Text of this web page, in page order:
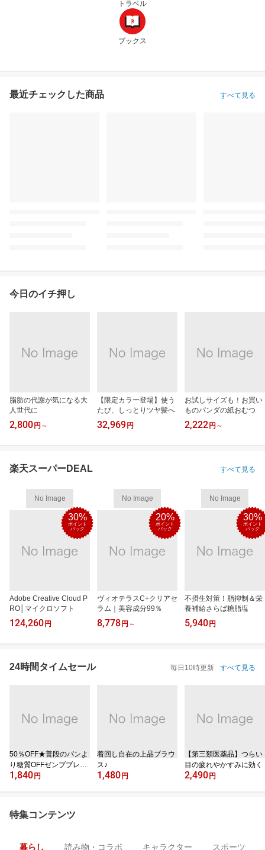
トラベル
ブックス
最近チェックした商品 すべて見る
今日のイチ押し
脂肪の代謝が気になる大
人世代に
2,800 円 ～
【限定カラー登場】使う
たび、しっとりツヤ髪へ
32,969 円
お試しサイズも！お買い
ものパンダの紙おむつ
2,222 円 ～
楽天スーパーDEAL すべて見る
No Image
30%
ポイント
バック
Adobe Creative Cloud P
RO│マイクロソフト
124,260 円
No Image
20%
ポイント
バック
ヴィオテラスC+クリアセ
ラム｜美容成分99％
8,778 円 ～
No Image
30%
ポイント
バック
不摂生対策！脂抑制＆栄
養補給さらば糖脂塩
5,940 円
24時間タイムセール 毎日10時更新 すべて見る
50％OFF★普段のパンよ
り糖質OFFゼンブブレッ
ド
1,840 円
着回し自在の上品ブラウ
ス♪
1,480 円
【第三類医薬品】つらい
目の疲れやかすみに効く
2,490 円
特集コンテンツ
暮らし 読み物・コラボ キャラクター スポーツ